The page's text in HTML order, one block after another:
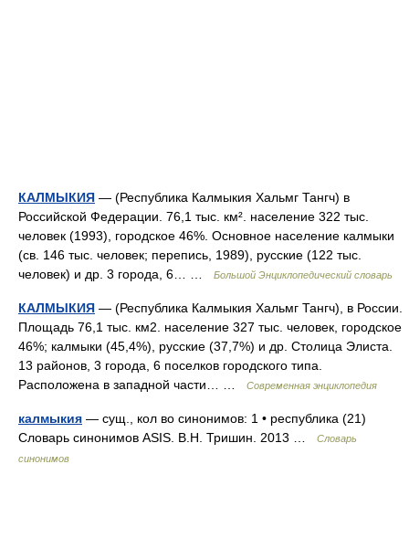
КАЛМЫКИЯ — (Республика Калмыкия Хальмг Тангч) в
Российской Федерации. 76,1 тыс. км². население 322 тыс.
человек (1993), городское 46%. Основное население калмыки
(св. 146 тыс. человек; перепись, 1989), русские (122 тыс.
человек) и др. 3 города, 6… …
Большой Энциклопедический словарь
КАЛМЫКИЯ — (Республика Калмыкия Хальмг Тангч), в России.
Площадь 76,1 тыс. км2. население 327 тыс. человек, городское
46%; калмыки (45,4%), русские (37,7%) и др. Столица Элиста.
13 районов, 3 города, 6 поселков городского типа.
Расположена в западной части… …
Современная энциклопедия
калмыкия — сущ., кол во синонимов: 1 • республика (21)
Словарь синонимов ASIS. В.Н. Тришин. 2013 …
Словарь
синонимов